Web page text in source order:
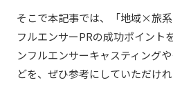
そこで本記事では、「地域×旅
フルエンサーPRの成功ポイント
ンフルエンサーキャスティング
どを、ぜひ参考にしていただけれ